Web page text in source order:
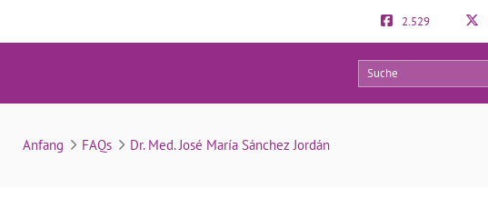
2.529
FAQs
9 0
Anfang FAQs Dr. Med. José María Sánchez Jordán